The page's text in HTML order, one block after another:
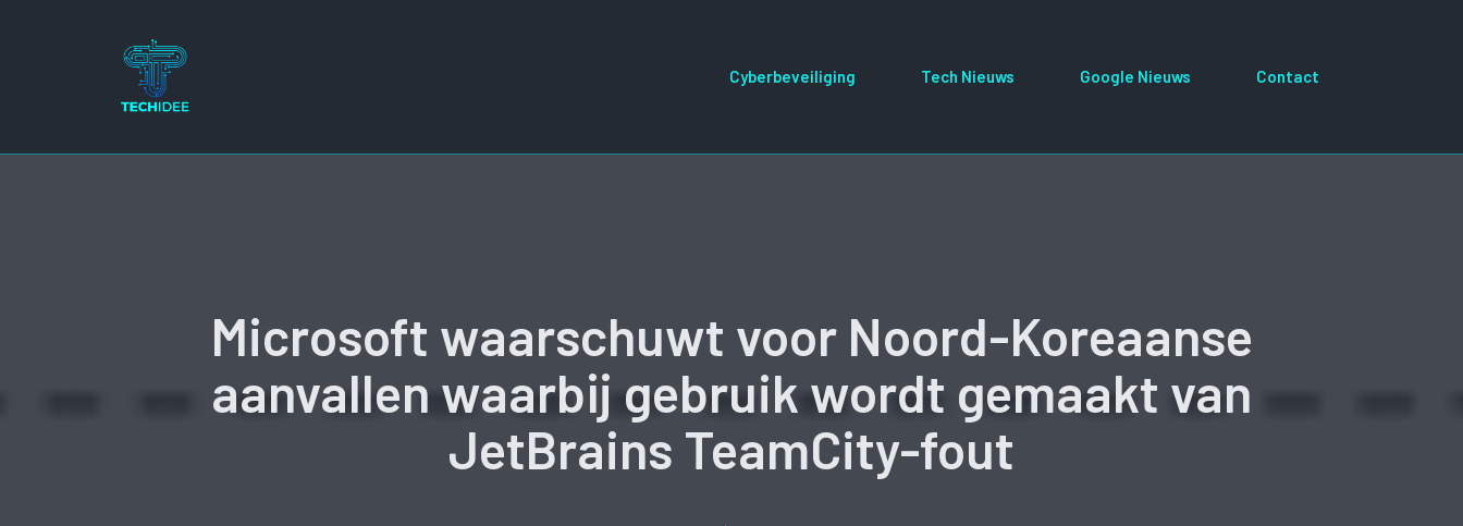
Cyberbeveiliging Tech Nieuws Google Nieuws Contact
Microsoft waarschuwt voor Noord-Koreaanse
aanvallen waarbij gebruik wordt gemaakt van
JetBrains TeamCity-fout